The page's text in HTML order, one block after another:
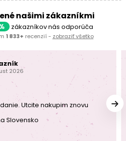
našimi zákazníkmi
zákazníkov nás odporúča
1 833+ recenzií - zobraziť všetko
2026
Utcite nakupim znovu
Slovensko